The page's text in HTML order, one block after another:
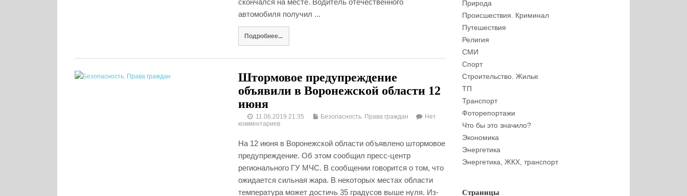
скончался на месте. Водитель отечественного
автомобиля получил ...
Подробнее...
Штормовое предупреждение
объявили в Воронежской области 12
июня
11.06.2019 21:35 Безопасность. Права граждан
Нет
комментариев
На 12 июня в Воронежской области объявлено штормовое
предупреждение. Об этом сообщил пресс-центр
регионального ГУ МЧС. В сообщении говорится о том, что
ожидается сильная жара. В некоторых местах области
температура может достичь 35 градусов выше нуля. Из-
Природа
Происшествия. Криминал
Путешествия
Религия
СМИ
Спорт
Строительство. Жилье
ТП
Транспорт
Фоторепортажи
Что бы это значило?
Экономика
Энергетика
Энергетика, ЖКХ, транспорт
Страницы